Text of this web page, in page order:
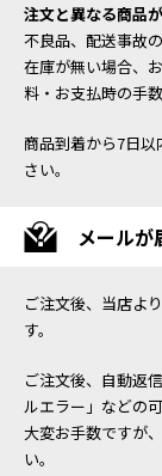
注文と異なる商品
不良品、配送事故
在庫が無い場合、
料・お支払時の手
商品到着から7日
さい。
メールが
ご注文後、当店よ
す。
ご注文後、自動返
ルエラー」などの
大変お手数ですが
い。